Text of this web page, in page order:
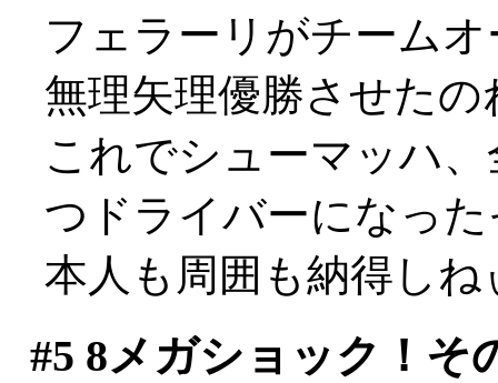
フェラーリがチーム
無理矢理優勝させたの
これでシューマッハ
つドライバーになっ
本人も周囲も納得し
#5 8メガショック！そ